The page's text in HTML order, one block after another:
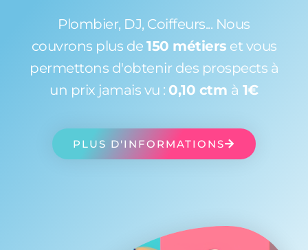
Plombier, DJ, Coiffeurs... Nous
couvrons plus de 150 métiers et vous
permettons d'obtenir des prospects à
un prix jamais vu : 0,10 ctm à 1€
PLUS D'INFORMATIONS